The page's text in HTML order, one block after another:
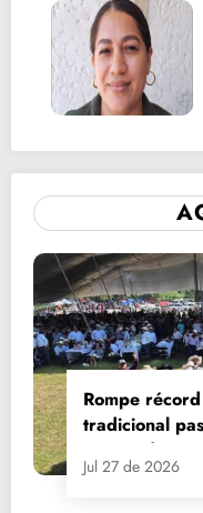
Rompe
tradicional
Fiestas de
Jul 27 de 2026